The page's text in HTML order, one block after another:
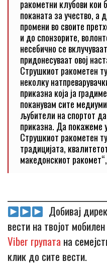
ракометни клубови кои
поканата за учество, а
промени во своите
и до спонзорите,
несебично се
придонесуваат овој
Струшкиот ракометен
неколку
приказна која ја
поканувам сите
љубители на спортот
приказна. Да
Струшкиот ракометен
традицијата,
македонскиот
Добивај
вести на твојот
Viber групата на
клик до сите вести.